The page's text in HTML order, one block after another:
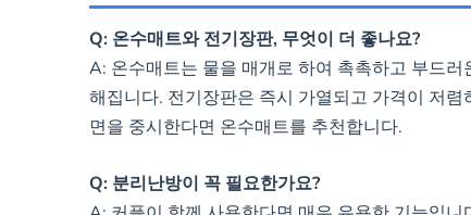
Q: 온수매트와 전기장판, 무엇이 더 좋나요?
A: 온수매트는 물을 매개로 하여 촉촉하고 부드
해집니다. 전기장판은 즉시 가열되고 가격이 저
면을 중시한다면 온수매트를 추천합니다.
Q: 분리난방이 꼭 필요한가요?